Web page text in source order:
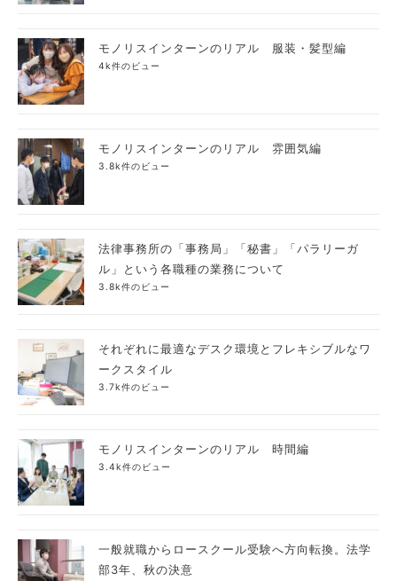
モノリスインターンのリアル 服装・髪型編
4k件のビュー
モノリスインターンのリアル 雰囲気編
3.8k件のビュー
法律事務所の「事務局」「秘書」「パラリーガ
ル」という各職種の業務について
3.8k件のビュー
それぞれに最適なデスク環境とフレキシブルなワ
ークスタイル
3.7k件のビュー
モノリスインターンのリアル 時間編
3.4k件のビュー
一般就職からロースクール受験へ方向転換。法学
部3年、秋の決意